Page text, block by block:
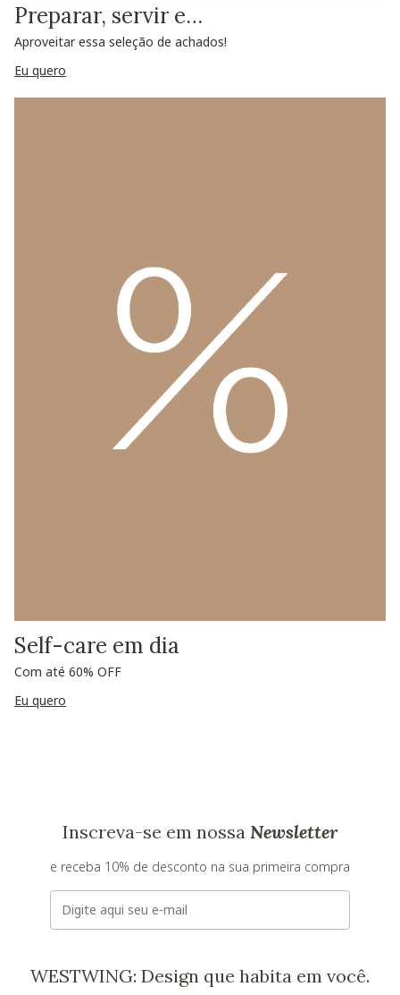
Preparar, servir e…
Aproveitar essa seleção de achados!
Eu quero
Self-care em dia
Com até 60% OFF
Eu quero
Inscreva-se em nossa Newsletter
e receba 10% de desconto na sua primeira compra
E-mail
WESTWING: Design que habita em você.